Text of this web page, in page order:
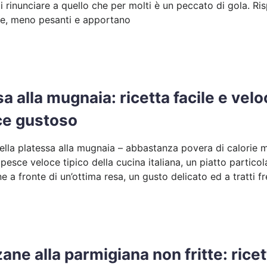
rinunciare a quello che per molti è un peccato di gola.
meno pesanti e apportano
alla mugnaia: ricetta facile e
gustoso
platessa alla mugnaia – abbastanza povera di calorie
veloce tipico della cucina italiana, un piatto
a fronte di un’ottima resa, un gusto delicato ed a tratti
alla parmigiana non fritte: